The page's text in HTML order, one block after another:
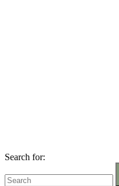
Search for: